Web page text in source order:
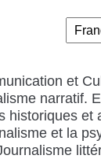
et
narratif.
historiques et
et la